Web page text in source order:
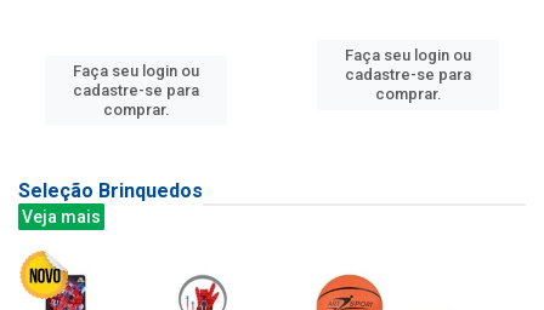
Faça seu login ou
cadastre-se para
comprar.
Faça seu login ou
cadastre-se para
comprar.
Seleção Brinquedos
Veja mais